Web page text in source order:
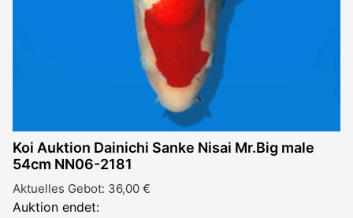
Koi Auktion Dainichi Sanke Nisai Mr.Big male
54cm NN06-2181
Aktuelles Gebot: 36,00 €
Auktion endet: